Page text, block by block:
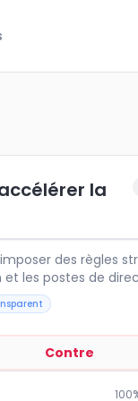
en entreprise ?
imposer des
la
les postes de
historiques,
?
Contre
100